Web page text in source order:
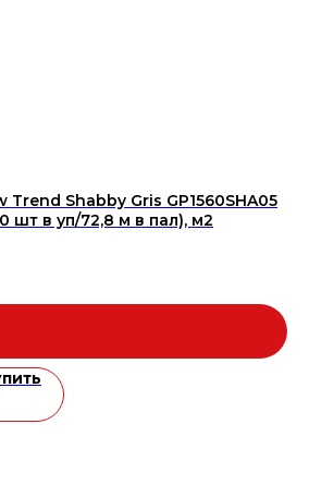
Shabby Gris GP1560SHA05
шт в уп/72,8 м в пал), м2